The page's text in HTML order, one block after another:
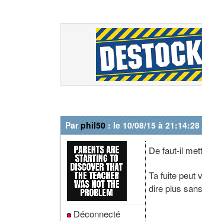
Parphil50 : le 10/08/15 à 21:14:28
Déconnecté
De faut-il
Ta fuite peut
dire plus